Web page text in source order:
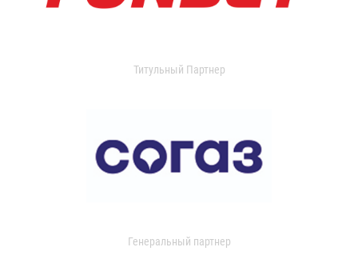
Титульный Партнер
Генеральный партнер